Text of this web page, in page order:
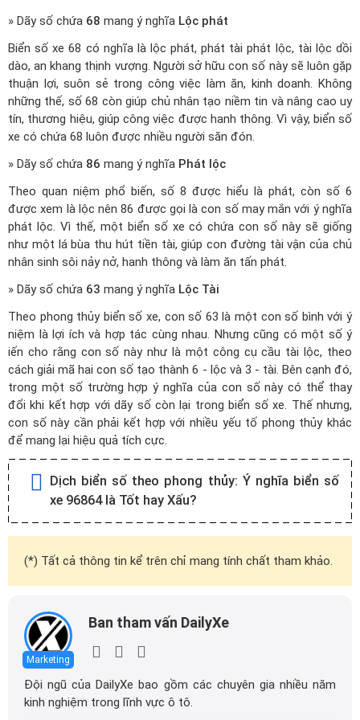
» Dãy số chứa 68 mang ý nghĩa Lộc phát
Biển số xe 68 có nghĩa là lộc phát, phát tài phát lộc, tài lộc dồi
dào, an khang thịnh vượng. Người sở hữu con số này sẽ luôn gặp
thuận lợi, suôn sẻ trong công việc làm ăn, kinh doanh. Không
những thế, số 68 còn giúp chủ nhân tạo niềm tin và nâng cao uy
tín, thương hiệu, giúp công việc được hanh thông. Vì vậy, biển số
xe có chứa 68 luôn được nhiều người săn đón.
» Dãy số chứa 86 mang ý nghĩa Phát lộc
Theo quan niệm phổ biến, số 8 được hiểu là phát, còn số 6
được xem là lộc nên 86 được gọi là con số may mắn với ý nghĩa
phát lộc. Vì thế, một biển số xe có chứa con số này sẽ giống
như một lá bùa thu hút tiền tài, giúp con đường tài vận của chủ
nhân sinh sôi nảy nở, hanh thông và làm ăn tấn phát.
» Dãy số chứa 63 mang ý nghĩa Lộc Tài
Theo phong thủy biển số xe, con số 63 là một con số bình với ý
niệm là lợi ích và hợp tác cùng nhau. Nhưng cũng có một số ý
iến cho rằng con số này như là một công cụ cầu tài lộc, theo
cách giải mã hai con số tạo thành 6 - lộc và 3 - tài. Bên cạnh đó,
trong một số trường hợp ý nghĩa của con số này có thể thay
đổi khi kết hợp với dãy số còn lại trong biển số xe. Thế nhưng,
con số này cần phải kết hợp với nhiều yếu tố phong thủy khác
để mang lại hiệu quả tích cực.
Dịch biển số theo phong thủy: Ý nghĩa biển số
xe 96864 là Tốt hay Xấu?
(*) Tất cả thông tin kể trên chỉ mang tính chất tham khảo.
Marketing
Ban tham vấn DailyXe
Đội ngũ của DailyXe bao gồm các chuyên gia nhiều năm
kinh nghiệm trong lĩnh vực ô tô.